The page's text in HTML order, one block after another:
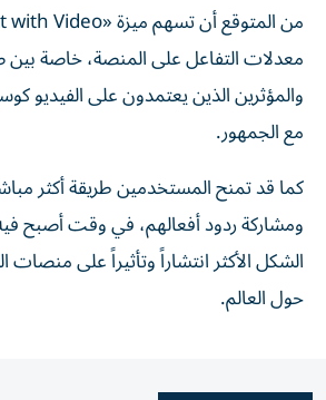
معدلات التفاعل على المنصة، خاصة
والمؤثرين الذين يعتمدون على الفيديو
مع الجمهور.
كما قد تمنح المستخدمين طريقة أكثر
ومشاركة ردود أفعالهم، في وقت أصبح
الشكل الأكثر انتشاراً وتأثيراً على منصات
حول العالم.